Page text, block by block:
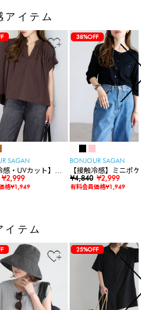
アイテム
SAGAN
感・UVカット】シ
スキッパートップ
¥2,999
格¥1,949
38%OFF
BONJOUR SAGAN
【接触冷感】ミニポ
袖ニットカーディガン
¥4,840 ¥2,999
有料会員価格¥1,949
イテム
25%OFF